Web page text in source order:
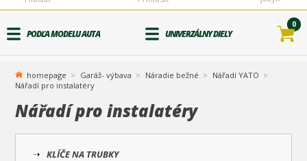
PODĽA MODELU AUTA UNIVERZÁLNY DIELY
0
homepage Garáž- výbava Náradie bežné
Nářadí YATO
Nářadí pro instalatéry
Nářadí pro instalatéry
KLÍČE NA TRUBKY